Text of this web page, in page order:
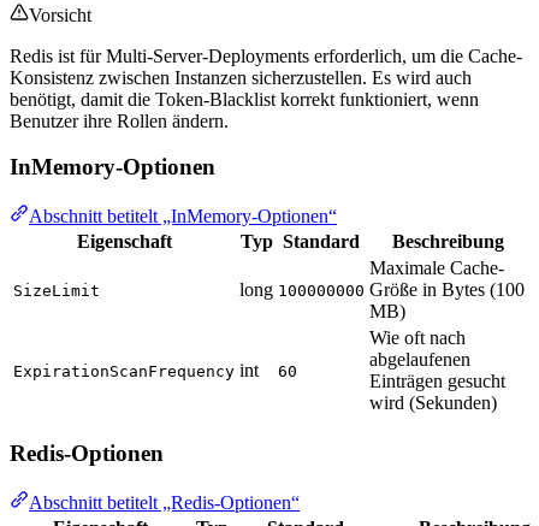
Vorsicht
Redis ist für Multi-Server-Deployments erforderlich, um die Cache-
Konsistenz zwischen Instanzen sicherzustellen. Es wird auch
benötigt, damit die Token-Blacklist korrekt funktioniert, wenn
Benutzer ihre Rollen ändern.
InMemory-Optionen
Abschnitt betitelt „InMemory-Optionen“
Eigenschaft
Typ Standard Beschreibung
SizeLimit long 100000000
Maximale Cache-
Größe in Bytes (100
MB)
ExpirationScanFrequency int 60
Wie oft nach
abgelaufenen
Einträgen gesucht
wird (Sekunden)
Redis-Optionen
Abschnitt betitelt „Redis-Optionen“